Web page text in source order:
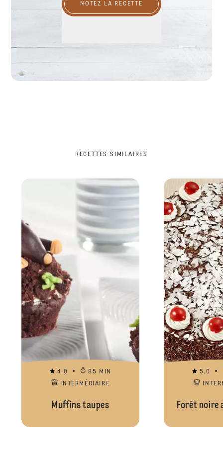
NOTEZ LA RECETTE
RECETTES SIMILAIRES
4.0
85 MIN
INTERMÉDIAIRE
Muffins taupes
5.0
Forêt noire